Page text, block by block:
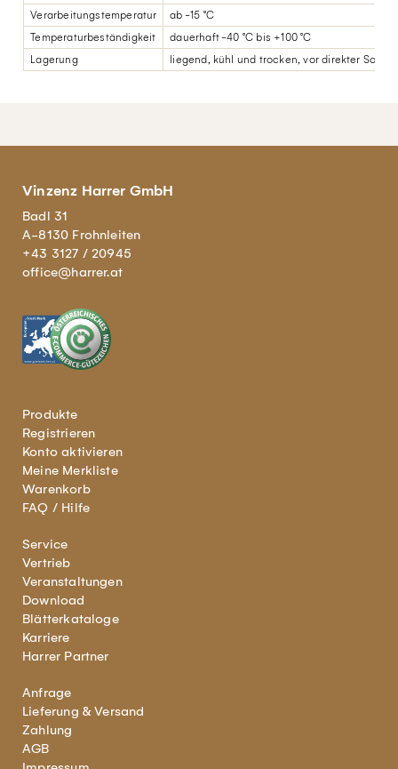
Verarbeitungstemperatur
ab -15 °C
Temperaturbeständigkeit
dauerhaft -40 °C bis +100 °C
Lagerung
liegend, kühl und trocken, vor direkter
Vinzenz Harrer GmbH
Badl 31
A-8130 Frohnleiten
+43 3127 / 20945
office@harrer.at
Produkte
Registrieren
Konto aktivieren
Meine Merkliste
Warenkorb
FAQ / Hilfe
Service
Vertrieb
Veranstaltungen
Download
Blätterkataloge
Karriere
Harrer Partner
Anfrage
Lieferung & Versand
Zahlung
AGB